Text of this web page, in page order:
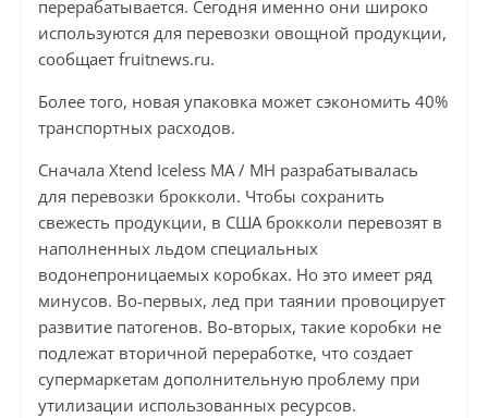
перерабатывается. Сегодня именно они широко
используются для перевозки овощной продукции,
сообщает fruitnews.ru.
Более того, новая упаковка может сэкономить 40%
транспортных расходов.
Сначала Xtend Iceless MA / MH разрабатывалась
для перевозки брокколи. Чтобы сохранить
свежесть продукции, в США брокколи перевозят в
наполненных льдом специальных
водонепроницаемых коробках. Но это имеет ряд
минусов. Во-первых, лед при таянии провоцирует
развитие патогенов. Во-вторых, такие коробки не
подлежат вторичной переработке, что создает
супермаркетам дополнительную проблему при
утилизации использованных ресурсов.